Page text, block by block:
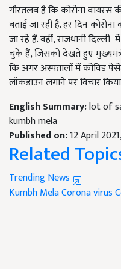
गौरतलब है कि कोरोना वायरस
बताई जा रही है. हर दिन
जा रहे हैं. वहीं, राजधानी
चुके हैं, जिसको देखते हुए
कि अगर अस्पतालों में कोविड
लॉकडाउन लगाने पर विचार
English Summary:lot of
kumbh mela
Published on:12 April
Related
Trending News
Kumbh MelaCorona virus